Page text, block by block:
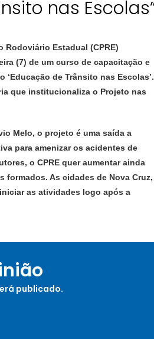
Rodoviário Estadual (CPRE)
(7) de um curso de capacitação e
de Trânsito nas Escolas’.
que institucionaliza o Projeto nas
Melo, o projeto é uma saída a
para amenizar os acidentes de
o CPRE quer aumentar ainda
formados. As cidades de Nova Cruz,
as atividades logo após a
publicado.